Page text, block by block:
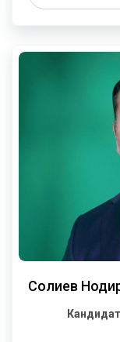
Солиев